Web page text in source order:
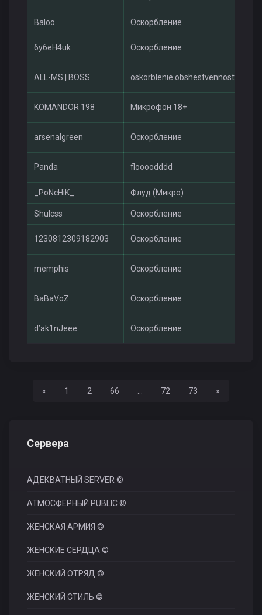
Baloo Оскорбление
6y6eH4uk Оскорбление
ALL-MS | BOSS oskorblenie obshestvennosti
KOMANDOR 198 Микрофон 18+
arsenalgreen Оскорбление
Panda floooodddd
_PoNcHiK_ Флуд (Микро)
Shulcss Оскорбление
1230812309182903 Оскорбление
memphis Оскорбление
BaBaVoZ Оскорбление
d’ak1nJeee Оскорбление
« Назад1 2 66 72 73 »
Сервера
АДЕКВАТНЫЙ SERVER ©
АТМОСФЕРНЫЙ PUBLIC ©
ЖЕНСКАЯ АРМИЯ ©
ЖЕНСКИЕ СЕРДЦА ©
ЖЕНСКИЙ ОТРЯД ©
ЖЕНСКИЙ СТИЛЬ ©